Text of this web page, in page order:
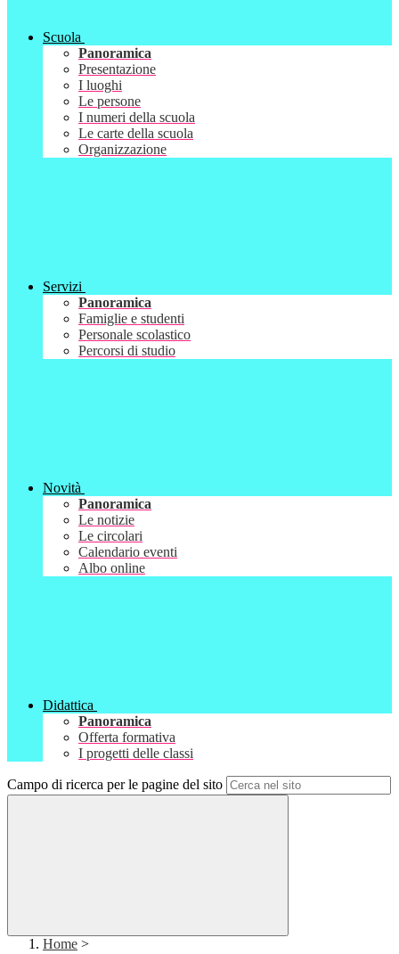
Scuola
Panoramica
Presentazione
I luoghi
Le persone
I numeri della scuola
Le carte della scuola
Organizzazione
Servizi
Panoramica
Famiglie e studenti
Personale scolastico
Percorsi di studio
Novità
Panoramica
Le notizie
Le circolari
Calendario eventi
Albo online
Didattica
Panoramica
Offerta formativa
I progetti delle classi
Campo di ricerca per le pagine del sito
Home >